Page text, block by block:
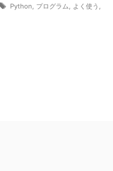
Python プログラム よく使う